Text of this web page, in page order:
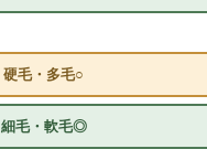
硬毛・多毛○
細毛・軟毛◎